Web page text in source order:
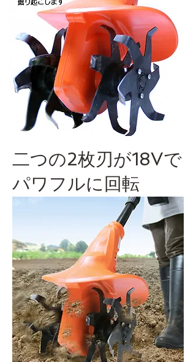
二つの2枚刃が18Vで
パワフルに回転